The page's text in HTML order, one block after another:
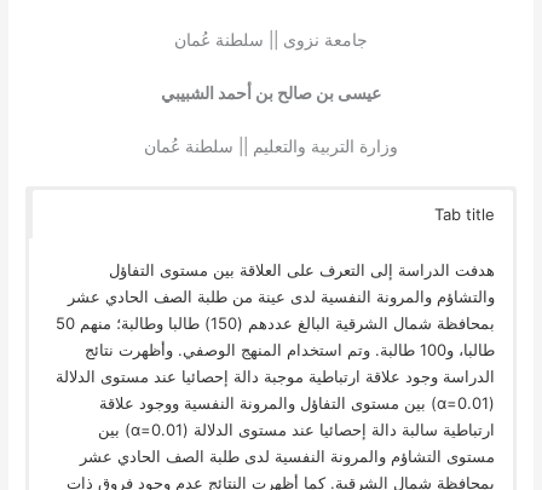
جامعة نزوى || سلطنة عُمان
عيسى بن صالح بن أحمد الشبيبي
وزارة التربية والتعليم || سلطنة عُمان
Tab title
هدفت الدراسة إلى التعرف على العلاقة بين مستوى التفاؤل
والتشاؤم والمرونة النفسية لدى عينة من طلبة الصف الحادي عشر
بمحافظة شمال الشرقية البالغ عددهم (150) طالبا وطالبة؛ منهم 50
طالبا، و100 طالبة. وتم استخدام المنهج الوصفي. وأظهرت نتائج
الدراسة وجود علاقة ارتباطية موجبة دالة إحصائيا عند مستوى الدلالة
(α=0.01) بين مستوى التفاؤل والمرونة النفسية ووجود علاقة
ارتباطية سالبة دالة إحصائيا عند مستوى الدلالة (α=0.01) بين
مستوى التشاؤم والمرونة النفسية لدى طلبة الصف الحادي عشر
بمحافظة شمال الشرقية. كما أظهرت النتائج عدم وجود فروق ذات